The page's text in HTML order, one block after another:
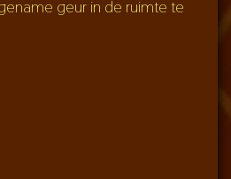
geur in de ruimte te